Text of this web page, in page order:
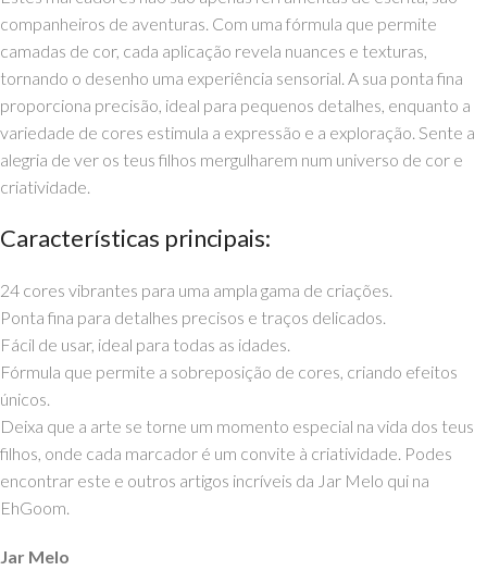
companheiros de aventuras. Com uma fórmula que permite
camadas de cor, cada aplicação revela nuances e texturas,
tornando o desenho uma experiência sensorial. A sua ponta fina
proporciona precisão, ideal para pequenos detalhes, enquanto a
variedade de cores estimula a expressão e a exploração. Sente a
alegria de ver os teus filhos mergulharem num universo de cor e
criatividade.
Características principais:
24 cores vibrantes para uma ampla gama de criações.
Ponta fina para detalhes precisos e traços delicados.
Fácil de usar, ideal para todas as idades.
Fórmula que permite a sobreposição de cores, criando efeitos
únicos.
Deixa que a arte se torne um momento especial na vida dos teus
filhos, onde cada marcador é um convite à criatividade. Podes
encontrar este e outros artigos incríveis da Jar Melo qui na
EhGoom.
Jar Melo